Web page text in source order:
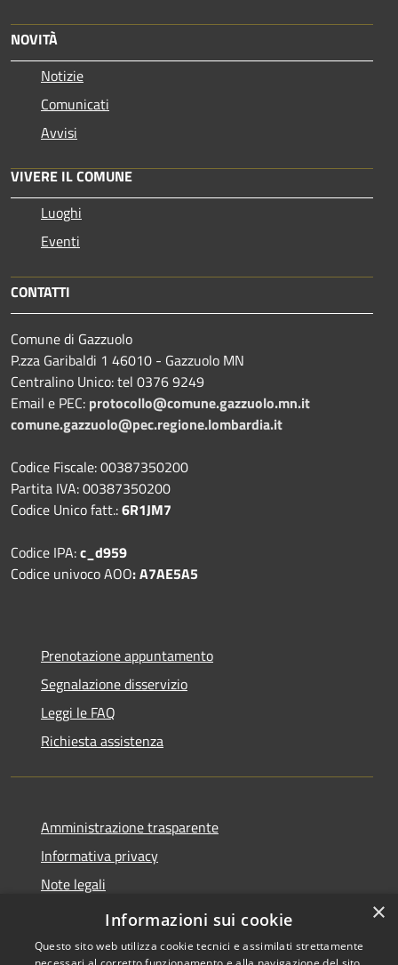
NOVITÀ
Notizie
Comunicati
Avvisi
VIVERE IL COMUNE
Luoghi
Eventi
CONTATTI
Comune di Gazzuolo
P.zza Garibaldi 1 46010 - Gazzuolo MN
Centralino Unico: tel 0376 9249
Email e PEC: protocollo@comune.gazzuolo.mn.it
comune.gazzuolo@pec.regione.lombardia.it
Codice Fiscale: 00387350200
Partita IVA: 00387350200
Codice Unico fatt.:6R1JM7
Codice IPA:c_d959
Codice univoco AOO: A7AE5A5
Prenotazione appuntamento
Segnalazione disservizio
Leggi le FAQ
Richiesta assistenza
Amministrazione trasparente
Informativa privacy
Note legali
Dichiarazione di accessibilità
×
Informazioni sui cookie
Questo sito web utilizza cookie tecnici e assimilati strettamente